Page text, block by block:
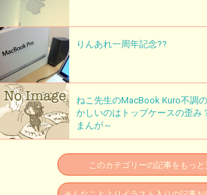
りんあれ一周年記念??
ねこ先生のMacBook Kuro不調
かしいのはトップケースの歪
まんが～
このカテゴリーの記事をもっと